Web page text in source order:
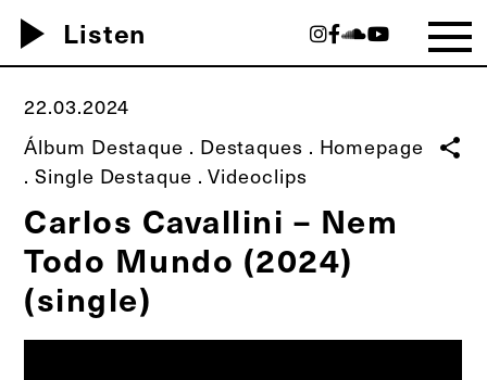
play_arrow Listen
22.03.2024
Álbum Destaque . Destaques . Homepage
.Single Destaque .Videoclips
share
Carlos Cavallini – Nem
Todo Mundo (2024)
(single)